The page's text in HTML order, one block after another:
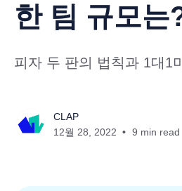
한 팀 규모는
피자 두 판의 법칙과 1대1
CLAP
12월 28, 2022
9 min read